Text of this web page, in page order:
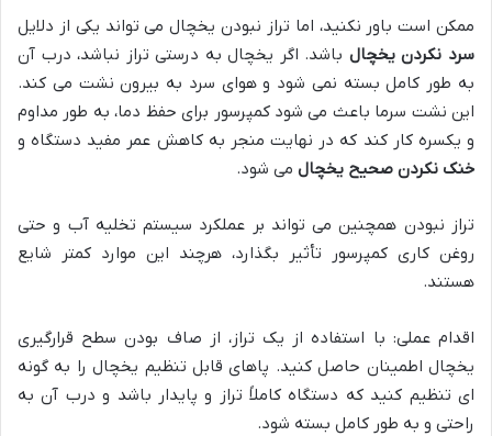
ممکن است باور نکنید، اما تراز نبودن یخچال می تواند یکی از دلایل
سرد نکردن یخچال باشد. اگر یخچال به درستی تراز نباشد، درب آن
به طور کامل بسته نمی شود و هوای سرد به بیرون نشت می کند.
این نشت سرما باعث می شود کمپرسور برای حفظ دما، به طور مداوم
و یکسره کار کند که در نهایت منجر به کاهش عمر مفید دستگاه و
خنک نکردن صحیح یخچال می شود.
تراز نبودن همچنین می تواند بر عملکرد سیستم تخلیه آب و حتی
روغن کاری کمپرسور تأثیر بگذارد، هرچند این موارد کمتر شایع
هستند.
اقدام عملی: با استفاده از یک تراز، از صاف بودن سطح قرارگیری
یخچال اطمینان حاصل کنید. پاهای قابل تنظیم یخچال را به گونه
ای تنظیم کنید که دستگاه کاملاً تراز و پایدار باشد و درب آن به
راحتی و به طور کامل بسته شود.